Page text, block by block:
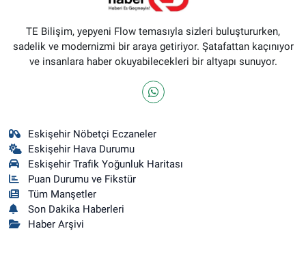
TE Bilişim, yepyeni Flow temasıyla sizleri buluştururken,
sadelik ve modernizmi bir araya getiriyor. Şatafattan kaçınıyor
ve insanlara haber okuyabilecekleri bir altyapı sunuyor.
Eskişehir Nöbetçi Eczaneler
Eskişehir Hava Durumu
Eskişehir Trafik Yoğunluk Haritası
Puan Durumu ve Fikstür
Tüm Manşetler
Son Dakika Haberleri
Haber Arşivi